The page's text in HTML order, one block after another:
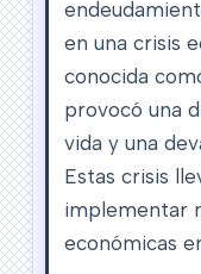
en una crisis
conocida
provocó una
vida y una
Estas crisis
implementar
económicas